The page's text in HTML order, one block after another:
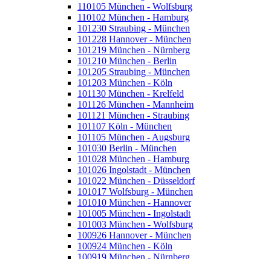
110105 München - Wolfsburg
110102 München - Hamburg
101230 Straubing - München
101228 Hannover - München
101219 München - Nürnberg
101210 München - Berlin
101205 Straubing - München
101203 München - Köln
101130 München - Krelfeld
101126 München - Mannheim
101121 München - Straubing
101107 Köln - München
101105 München - Augsburg
101030 Berlin - München
101028 München - Hamburg
101026 Ingolstadt - München
101022 München - Düsseldorf
101017 Wolfsburg - München
101010 München - Hannover
101005 München - Ingolstadt
101003 München - Wolfsburg
100926 Hannover - München
100924 München - Köln
100919 München - Nürnberg